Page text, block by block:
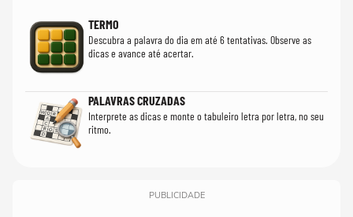
TERMO
Descubra a palavra do dia em até 6 tentativas. Observe as
dicas e avance até acertar.
PALAVRAS CRUZADAS
Interprete as dicas e monte o tabuleiro letra por letra, no seu
ritmo.
PUBLICIDADE